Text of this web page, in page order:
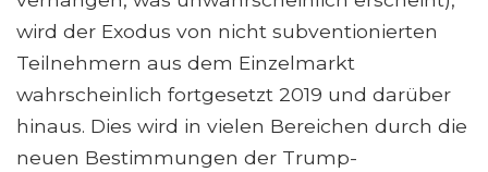
wird der Exodus von nicht subventionierten
Teilnehmern aus dem Einzelmarkt
wahrscheinlich fortgesetzt 2019 und darüber
hinaus. Dies wird in vielen Bereichen durch die
neuen Bestimmungen der Trump-